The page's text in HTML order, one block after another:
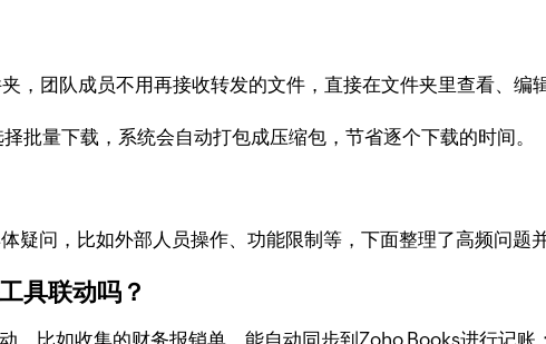
，团队成员不用再接收转发的文件，直接在文件夹里查看、编
批量下载，系统会自动打包成压缩包，节省逐个下载的时间。
疑问，比如外部人员操作、功能限制等，下面整理了高频问题
具联动吗？
，比如收集的财务报销单，能自动同步到Zoho Books进行记